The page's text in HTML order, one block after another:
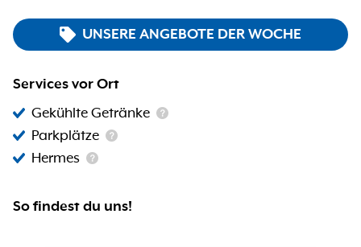
UNSERE ANGEBOTE DER WOCHE
Services vor Ort
Gekühlte Getränke
Parkplätze
Hermes
So findest du uns!